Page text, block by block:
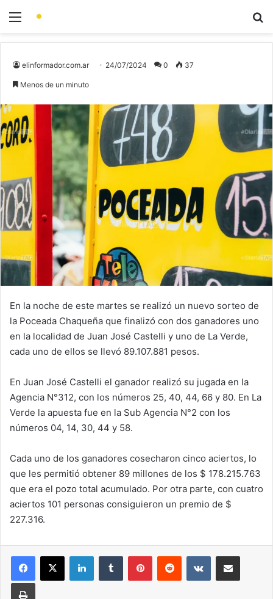
elinformador.com.ar 24/07/2024 0 37
Menos de un minuto
En la noche de este martes se realizó un nuevo sorteo de
la Poceada Chaqueña que finalizó con dos ganadores uno
en la localidad de Juan José Castelli y uno de La Verde,
cada uno de ellos se llevó 89.107.881 pesos.
En Juan José Castelli el ganador realizó su jugada en la
Agencia N°312, con los números 25, 40, 44, 66 y 80. En La
Verde la apuesta fue en la Sub Agencia N°2 con los
números 04, 14, 30, 44 y 58.
Cada uno de los ganadores cosecharon cinco aciertos, lo
que les permitió obtener 89 millones de los $ 178.215.763
que era el pozo total acumulado. Por otra parte, con cuatro
aciertos 101 personas consiguieron un premio de $
227.316.